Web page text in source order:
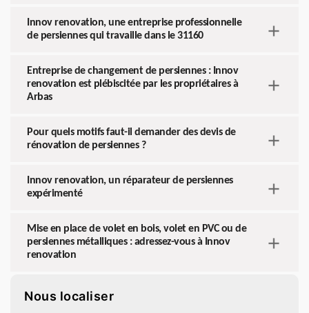
Innov renovation, une entreprise professionnelle
de persiennes qui travaille dans le 31160
Entreprise de changement de persiennes : Innov
renovation est plébiscitée par les propriétaires à
Arbas
Pour quels motifs faut-il demander des devis de
rénovation de persiennes ?
Innov renovation, un réparateur de persiennes
expérimenté
Mise en place de volet en bois, volet en PVC ou de
persiennes métalliques : adressez-vous à Innov
renovation
Nous localiser